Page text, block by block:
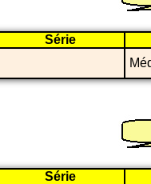
Série
Série